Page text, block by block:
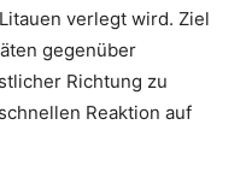
verlegt wird. Ziel
gegenüber
Richtung zu
Reaktion auf